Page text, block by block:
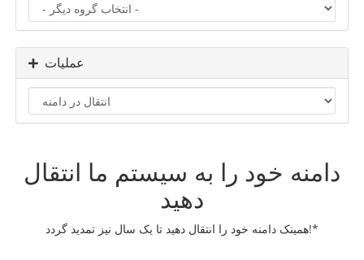
عملیات
دامنه خود را به سیستم ما انتقال
دهید
همینک دامنه خود را انتقال دهید تا یک سال نیز تمدید گردد!*